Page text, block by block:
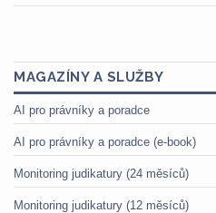
MAGAZÍNY A SLUŽBY
AI pro právníky a poradce
AI pro právníky a poradce (e-book)
Monitoring judikatury (24 měsíců)
Monitoring judikatury (12 měsíců)